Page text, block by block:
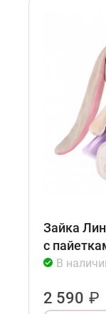
Зайка
с
В
2 590 ₽